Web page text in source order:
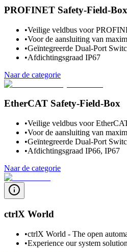
PROFINET Safety-Field-Box
•Veilige veldbus voor
•Voor de aansluiting van
•Geïntegreerde Dual-Port
•Afdichtingsgraad IP67
Naar de categorie
EtherCAT Safety-Field-Box
•Veilige veldbus voor
•Voor de aansluiting van
•Geïntegreerde Dual-Port
•Afdichtingsgraad IP66, IP67
Naar de categorie
ctrlX World
•ctrlX World - The open
•Experience our system